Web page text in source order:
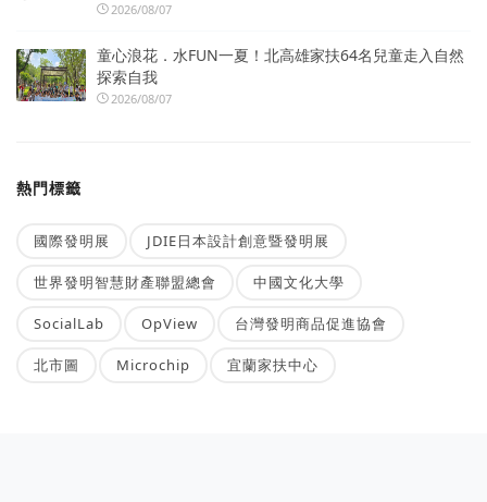
2026/08/07
童心浪花．水FUN一夏！北高雄家扶64名兒童走入自然
探索自我
2026/08/07
熱門標籤
國際發明展 JDIE日本設計創意暨發明展
世界發明智慧財產聯盟總會 中國文化大學
SocialLab OpView 台灣發明商品促進協會
北市圖 Microchip 宜蘭家扶中心